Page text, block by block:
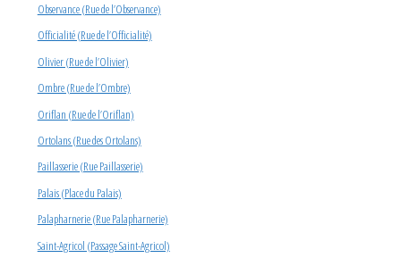
Observance (Rue de l’Observance)
Officialité (Rue de l’Officialité)
Olivier (Rue de l’Olivier)
Ombre (Rue de l’Ombre)
Oriflan (Rue de l’Oriflan)
Ortolans (Rue des Ortolans)
Paillasserie (Rue Paillasserie)
Palais (Place du Palais)
Palapharnerie (Rue Palapharnerie)
Saint-Agricol (Passage Saint-Agricol)